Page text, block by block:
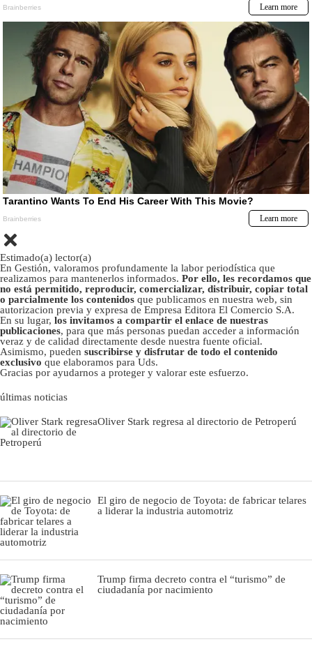
Estimado(a) lector(a)
En Gestión, valoramos profundamente la labor periodística que
realizamos para mantenerlos informados. Por ello, les recordamos que
no está permitido, reproducir, comercializar, distribuir, copiar total
o parcialmente los contenidos que publicamos en nuestra web, sin
autorizacion previa y expresa de Empresa Editora El Comercio S.A.
En su lugar, los invitamos a compartir el enlace de nuestras
publicaciones, para que más personas puedan acceder a información
veraz y de calidad directamente desde nuestra fuente oficial.
Asimismo, pueden suscribirse y disfrutar de todo el contenido
exclusivo que elaboramos para Uds.
Gracias por ayudarnos a proteger y valorar este esfuerzo.
últimas noticias
Oliver Stark regresa al directorio de Petroperú
El giro de negocio de Toyota: de fabricar telares
a liderar la industria automotriz
Trump firma decreto contra el “turismo” de
ciudadanía por nacimiento